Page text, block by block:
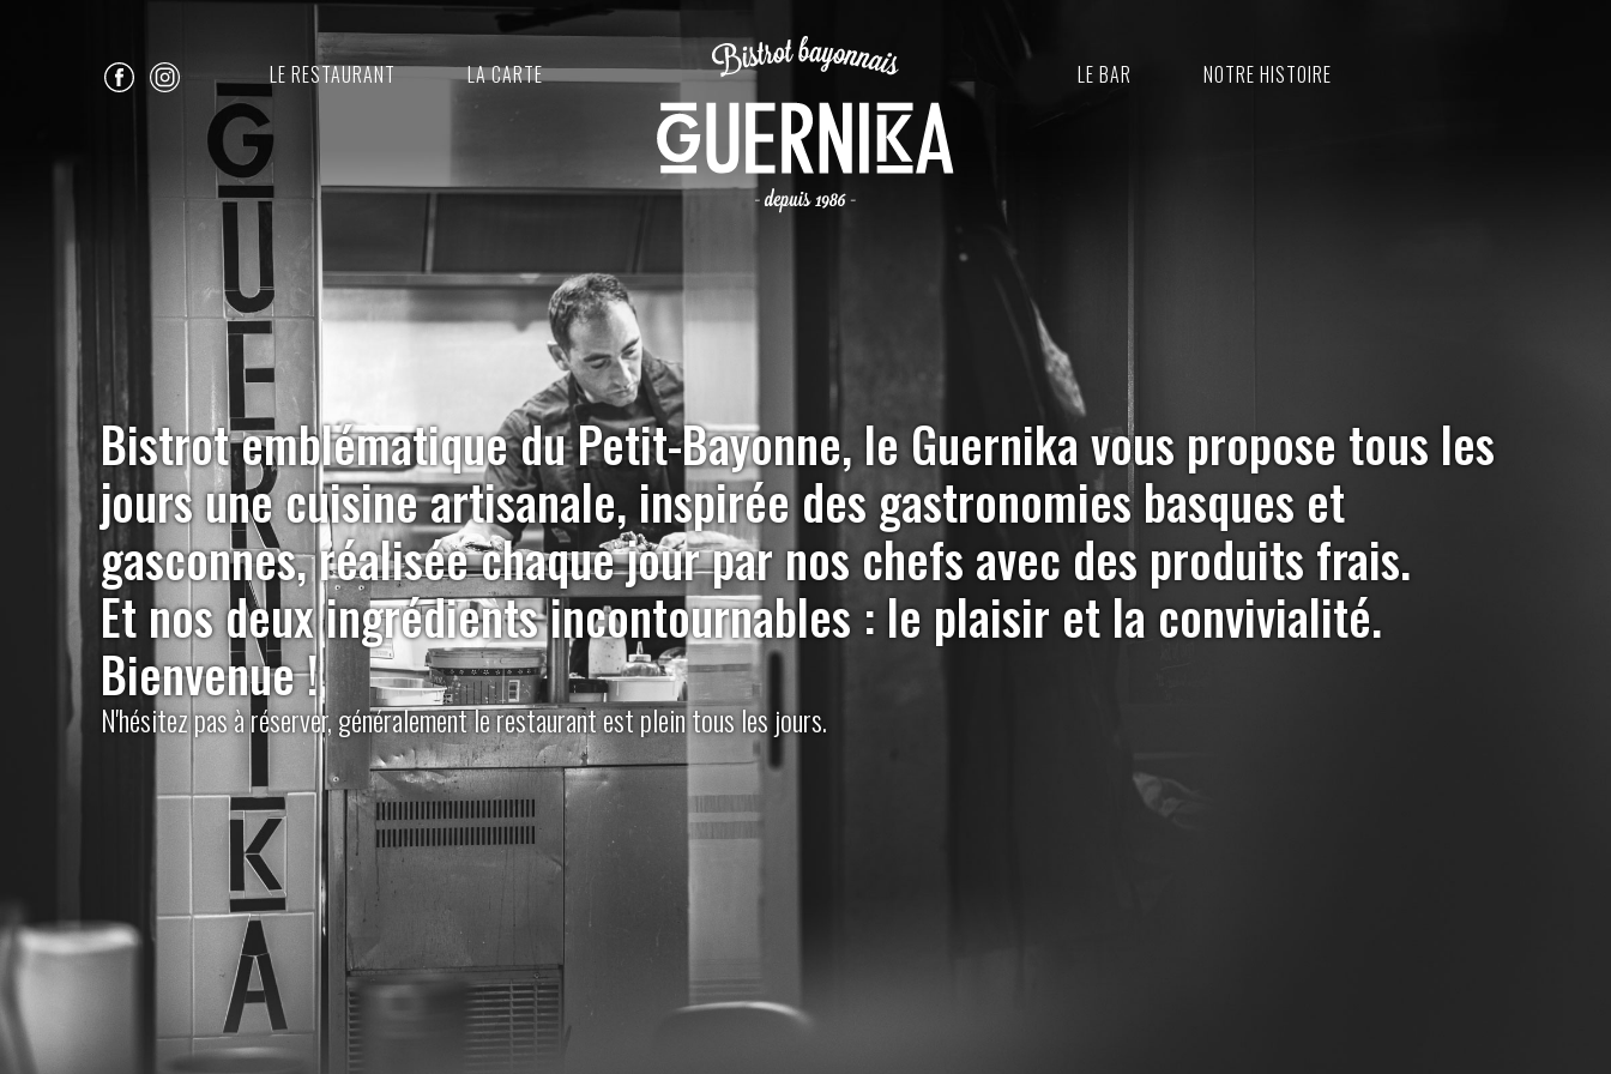
LE RESTAURANT LA CARTE LE BAR NOTRE HISTOIRE
Bistrot emblématique du Petit-Bayonne, le Guernika vous propose tous les
jours une cuisine artisanale, inspirée des gastronomies basques et
gasconnes, réalisée chaque jour par nos chefs avec des produits frais.
Et nos deux ingrédients incontournables : le plaisir et la convivialité.
Bienvenue !
N'hésitez pas à réserver, généralement le restaurant est plein tous les jours.